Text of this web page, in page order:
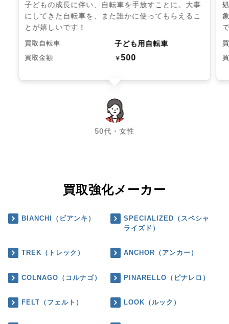
子どもの成長に伴い、自転車を手放すことに。大事
にしてきた自転車を、また誰かに使ってもらえるこ
とが嬉しいです！
買取自転車 子ども用自転車
買取金額 ￥500
50代・女性
chevron_left chevron_right
買取強化メーカー
BIANCHI（ビアンキ）
SPECIALIZED（スペシャ
ライズド）
TREK（トレック） ANCHOR（アンカー）
COLNAGO（コルナゴ） PINARELLO（ピナレロ）
FELT（フェルト） LOOK（ルック）